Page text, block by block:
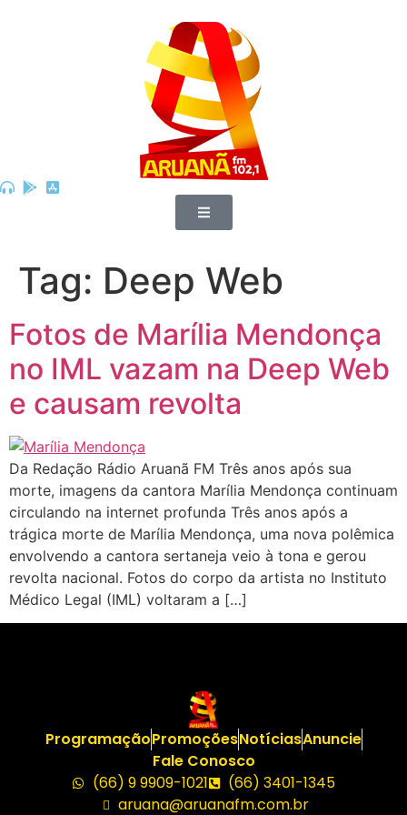
Tag: Deep Web
Fotos de Marília Mendonça
no IML vazam na Deep Web
e causam revolta
Da Redação Rádio Aruanã FM Três anos após sua
morte, imagens da cantora Marília Mendonça continuam
circulando na internet profunda Três anos após a
trágica morte de Marília Mendonça, uma nova polêmica
envolvendo a cantora sertaneja veio à tona e gerou
revolta nacional. Fotos do corpo da artista no Instituto
Médico Legal (IML) voltaram a […]
ProgramaçãoPromoçõesNotíciasAnuncie
Fale Conosco
(66) 9 9909-1021
(66) 3401-1345
aruana@aruanafm.com.br